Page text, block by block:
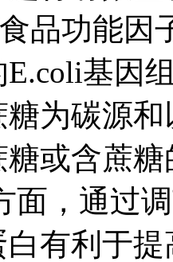
品功能因
基因
为碳源
或含蔗
面，通过
有利于